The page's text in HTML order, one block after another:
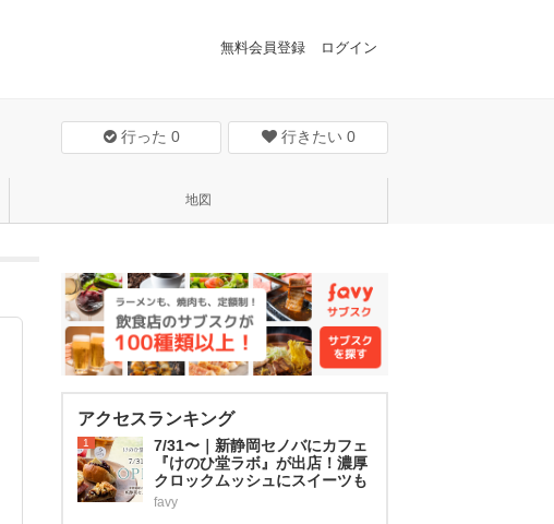
無料会員登録 ログイン
行った 0 行きたい 0
地図
アクセスランキング
1
7/31〜｜新静岡セノバにカフェ
『けのひ堂ラボ』が出店！濃厚
クロックムッシュにスイーツも
favy